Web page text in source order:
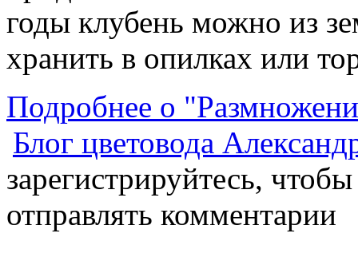
годы клубень можно из
хранить в опилках или
Подробнее о
Блог цветовода
зарегистрируйтесь,
отправлять комментарии